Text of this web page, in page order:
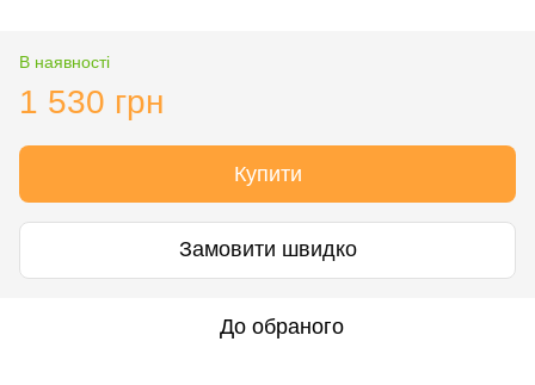
В наявності
1 530 грн
Купити
Замовити швидко
До обраного